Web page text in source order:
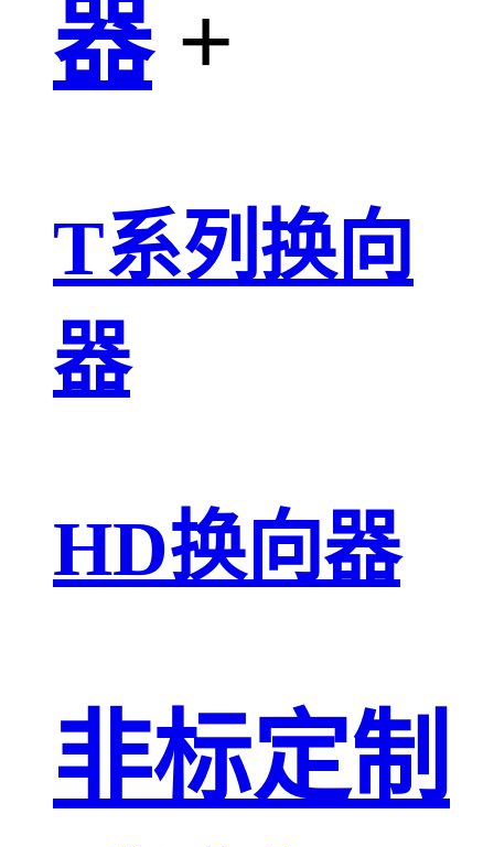
器 +
T系列换向
器
HD换向器
非标定制